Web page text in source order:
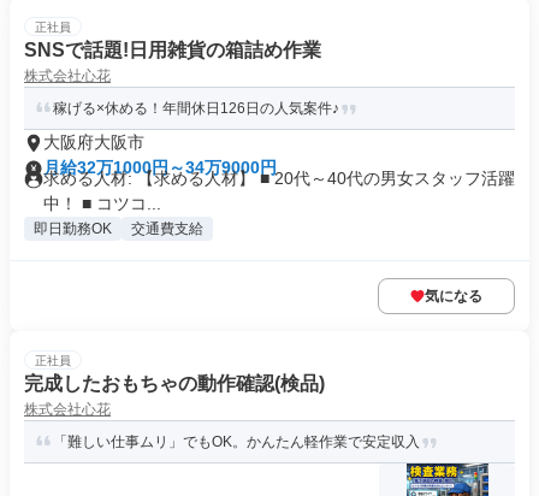
正社員
SNSで話題!日用雑貨の箱詰め作業
株式会社心花
稼げる×休める！年間休日126日の人気案件♪
大阪府大阪市
月給32万1000円～34万9000円
求める人材: 【求める人材】 ■ 20代～40代の男女スタッフ活躍
中！ ■ コツコ...
即日勤務OK 交通費支給
気になる
正社員
完成したおもちゃの動作確認(検品)
株式会社心花
「難しい仕事ムリ」でもOK。かんたん軽作業で安定収入